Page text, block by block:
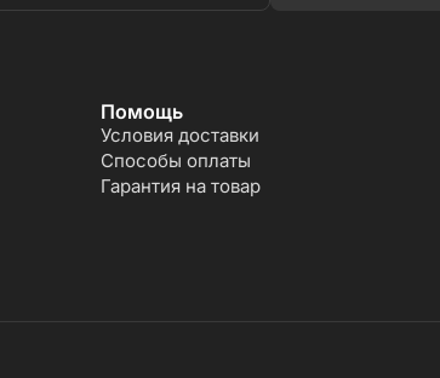
Помощь
Условия доставки
Способы оплаты
Гарантия на товар